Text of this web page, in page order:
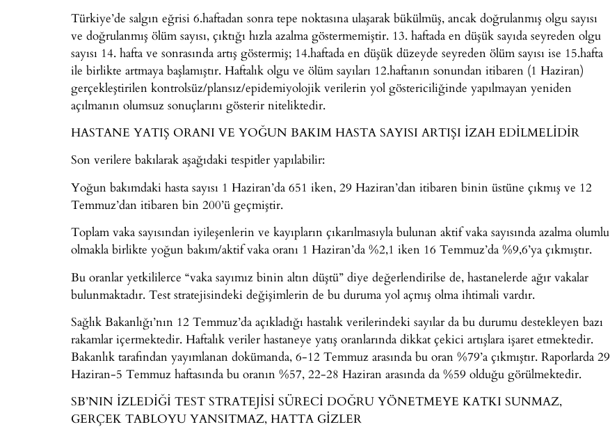
Türkiye’de salgın eğrisi 6.haftadan sonra tepe noktasına ulaşarak bükülmüş, ancak doğrulanmış olgu sayısı
ve doğrulanmış ölüm sayısı, çıktığı hızla azalma göstermemiştir. 13. haftada en düşük sayıda seyreden olgu
sayısı 14. hafta ve sonrasında artış göstermiş; 14.haftada en düşük düzeyde seyreden ölüm sayısı ise 15.hafta
ile birlikte artmaya başlamıştır. Haftalık olgu ve ölüm sayıları 12.haftanın sonundan itibaren (1 Haziran)
gerçekleştirilen kontrolsüz/plansız/epidemiyolojik verilerin yol göstericiliğinde yapılmayan yeniden
açılmanın olumsuz sonuçlarını gösterir niteliktedir.
HASTANE YATIŞ ORANI VE YOĞUN BAKIM HASTA SAYISI ARTIŞI İZAH EDİLMELİDİR
Son verilere bakılarak aşağıdaki tespitler yapılabilir:
Yoğun bakımdaki hasta sayısı 1 Haziran’da 651 iken, 29 Haziran’dan itibaren binin üstüne çıkmış ve 12
Temmuz’dan itibaren bin 200’ü geçmiştir.
Toplam vaka sayısından iyileşenlerin ve kayıpların çıkarılmasıyla bulunan aktif vaka sayısında azalma olumlu
olmakla birlikte yoğun bakım/aktif vaka oranı 1 Haziran’da %2,1 iken 16 Temmuz’da %9,6’ya çıkmıştır.
Bu oranlar yetkililerce “vaka sayımız binin altın düştü” diye değerlendirilse de, hastanelerde ağır vakalar
bulunmaktadır. Test stratejisindeki değişimlerin de bu duruma yol açmış olma ihtimali vardır.
Sağlık Bakanlığı’nın 12 Temmuz’da açıkladığı hastalık verilerindeki sayılar da bu durumu destekleyen bazı
rakamlar içermektedir. Haftalık veriler hastaneye yatış oranlarında dikkat çekici artışlara işaret etmektedir.
Bakanlık tarafından yayımlanan dokümanda, 6-12 Temmuz arasında bu oran %79’a çıkmıştır. Raporlarda 29
Haziran-5 Temmuz haftasında bu oranın %57, 22-28 Haziran arasında da %59 olduğu görülmektedir.
SB’NIN İZLEDİĞİ TEST STRATEJİSİ SÜRECİ DOĞRU YÖNETMEYE KATKI SUNMAZ,
GERÇEK TABLOYU YANSITMAZ, HATTA GİZLER